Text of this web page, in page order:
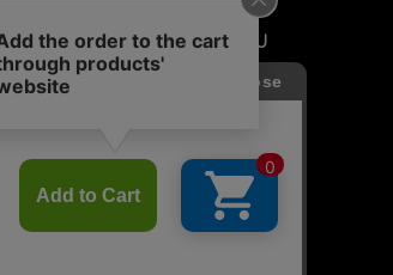
GOD BLESS YOU